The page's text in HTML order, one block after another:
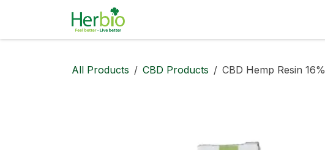
All Products CBD Products CBD Hemp Resin 16%